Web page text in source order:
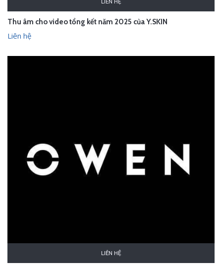
Thu âm cho video tổng kết năm 2025 của Y.SKIN
Liên hệ
LIÊN HỆ